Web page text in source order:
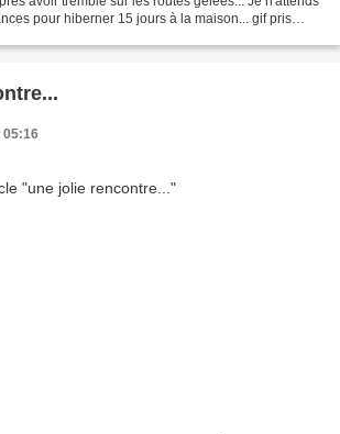
pour hiberner 15 jours à la maison... gif pris
05:16